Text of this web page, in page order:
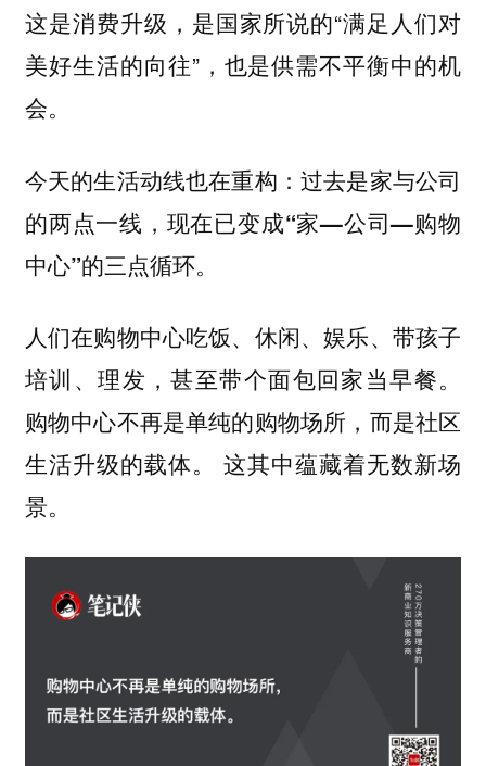
这是消费升级，是国家所说的“满足人们对
美好生活的向往”，也是供需不平衡中的机
会。
今天的生活动线也在重构：过去是家与公司
的两点一线，现在已变成“家—公司—购物
中心”的三点循环。
人们在购物中心吃饭、休闲、娱乐、带孩子
培训、理发，甚至带个面包回家当早餐。
购物中心不再是单纯的购物场所，而是社区
生活升级的载体。 这其中蕴藏着无数新场
景。